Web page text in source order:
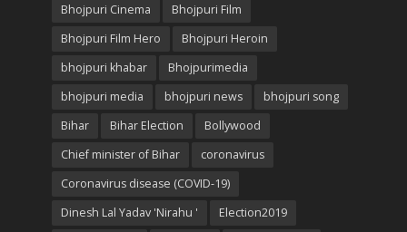
Bhojpuri Cinema
Bhojpuri Film
Bhojpuri Film Hero
Bhojpuri Heroin
bhojpuri khabar
Bhojpurimedia
bhojpuri media
bhojpuri news
bhojpuri song
Bihar
Bihar Election
Bollywood
Chief minister of Bihar
coronavirus
Coronavirus disease (COVID-19)
Dinesh Lal Yadav 'Nirahu '
Election2019